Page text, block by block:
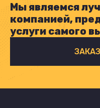
Мы являемся
компанией,
услуги самого